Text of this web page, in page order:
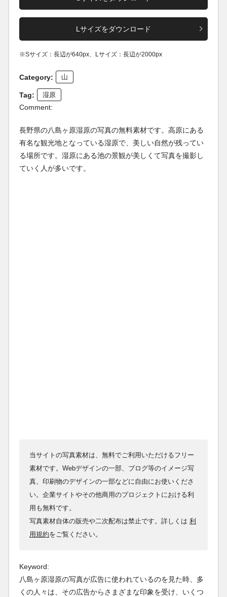
Lサイズをダウンロード
※Sサイズ：長辺が640px、Lサイズ：長辺が2000px
Category: 山
Tag: 湿原
Comment:
長野県の八島ヶ原湿原の写真の無料素材です。高原にある
有名な観光地となっている湿原で、美しい自然が残ってい
る場所です。湿原にある池の景観が美しくて写真を撮影し
ていく人が多いです。
当サイトの写真素材は、無料でご利用いただけるフリー
素材です。Webデザインの一部、ブログ等のイメージ写
真、印刷物のデザインの一部などに自由にお使いくださ
い。企業サイトやその他商用のプロジェクトにおける利
用も無料です。
写真素材自体の販売や二次配布は禁止です。詳しくは 利
用規約をご覧ください。
Keyword:
八島ヶ原湿原の写真が広告に使われているのを見た時、多
くの人々は、その広告からさまざまな印象を受け、いくつ